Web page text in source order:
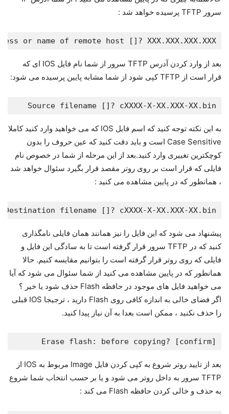
سرور TFTP پرسیده خواهد شد :
or name of remote host []? XXX.XXX.XXX.XXX
بعد از وارد کردن آدرس TFTP سرور از شما نام فایل IOS ای که
قرار است از TFTP کپی شود از شما مشابه پایین پرسیده می شود:
Source filename []? cXXXX-X-XX.XXX-XX.bin
به این نکته توجه کنید که اسم فایل IOS که می خواهید وارد کنید کاملا
Case Sensitive است و باید دقت کنید که عین حروف را بدون
کوچکترین تغییری وارد کنید.بعد از این مرحله از شما در خصوص نام
فایلی که قرار است بر روی روتر مقصد قرار بگیرد سئوال خواهد شد
، همانطور که در پایین مشاهده می کنید :
Destination filename []? cXXXX-X-XX.XXX-XX.bin
پیشنهاد می شود که این فایل را نیز همانند همان فایلی نامگذاری
کنید که در TFTP سرور قرار گرفته است تا به سادگی این فایل و
فایلی که روی روتر قرار گرفته است را بتوانیم مقایسه کنیم. حالا
همانطور که در پایین مشاهده می کنید از شما سئوال می شود که آیا
می خواهید فایل های موجود در حافظه Flash حذف شود یا خیر ؟
اگر فضای خالی به اندازه کافی روی Flash دارید ، ترجیجا IOS قبلی
را حذف نکنید ، ممکن است بعدا به آن نیاز پیدا کنید.
Erase flash: before copying? [confirm]
بعد از تایید روتر شروع به کپی کردن فایل Image مربوط به IOS از
TFTP سرور به داخل روتر می شود و یا بر حسب انتخاب شما شروع
به حذف و خالی کردن حافظه Flash می کند :